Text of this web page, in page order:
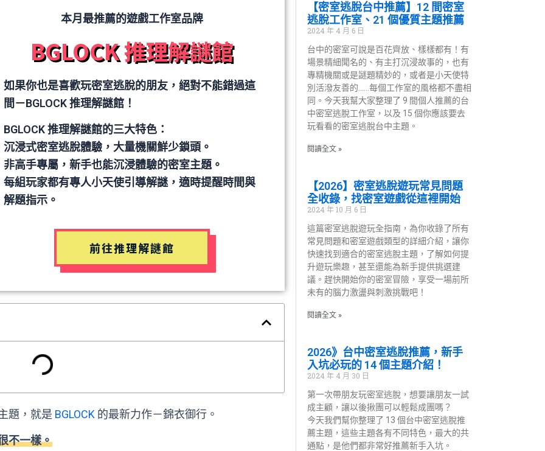
本月最推薦的遊戲工作室品牌
BGLOCK 推理解謎館
如果你也是喜歡玩密室逃脫的朋友，絕對不能錯過這
間－BGLOCK 推理解謎館！
BGLOCK 推理解謎館的三大特色：
沉浸式密室逃脫體驗，大量機關鮮少鎖頭。
非高手專屬，新手也能沉浸體驗的密室主題。
每組玩家都有專人小天使引導解謎，適時提醒時間與
解題指示。
前往推理解謎館
題，就是 BGLOCK 的最新力作－錦衣御行。
不一樣。
【密室逃脫台中推薦】12 間密室
逃脫工作室、21 個優質主題推薦
2024 年 4 月 6 日
台中的密室可說是百花齊放、樣樣都有！有
場景精細聞名的、有主打沉浸故事的，也有
專精機關或是謎題精妙的，或者是小天使特
別活潑友善的……每個工作室的風格都不盡相
同。今天我幫大家整理了 9 間個人推薦的台
中密室逃脫工作室，以及 15 個你應該要去
玩看看的密室逃脫台中主題。
閱讀全文 »
【2026】密室逃脫遊玩常見問題
全收錄，找密室遊戲從這裡開始
2024 年 10 月 6 日
這篇密室逃脫遊玩全指南，為你收錄了所有
常見問題和密室遊戲類型的詳細介紹，讓你
快速找到適合的密室逃脫主題，了解如何提
升遊玩樂趣，甚至還能為新手提供挑選建
議。趕快開始你的密室冒險，享受一場前所
未有的腦力激盪與刺激挑戰吧！
閱讀全文 »
2026》台中密室逃脫推薦，新手
入坑必玩的 14 個主題介紹！
2024 年 4 月 30 日
第一次帶朋友玩密室逃脫，想要讓朋友一試
成主顧，讓以後揪團可以輕鬆成團嗎？
今天我們幫你整理了 13 個台中密室逃脫推
薦主題，這些主題各有不同特色，最大的共
通點，是他們都非常好推薦新手入坑。